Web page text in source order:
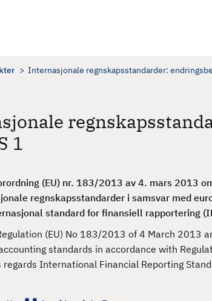
Internasjonale regnskapsstandarder:
1
(EU) nr. 183/2013 av 4. mars 2013
regnskapsstandarder i samsvar med
standard for finansiell rapportering
(EU) No 183/2013 of 4 March 2013
standards in accordance with
regards International Financial Reporting